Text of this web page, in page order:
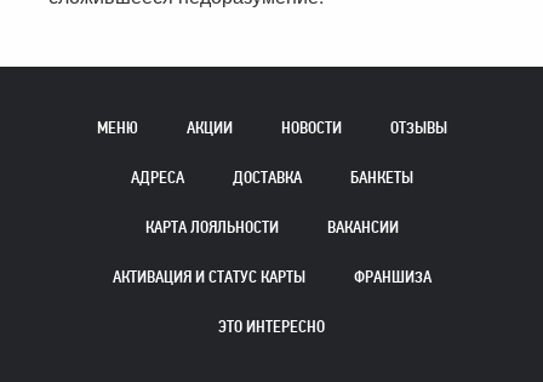
МЕНЮ АКЦИИ НОВОСТИ ОТЗЫВЫ
АДРЕСА ДОСТАВКА БАНКЕТЫ
КАРТА ЛОЯЛЬНОСТИ ВАКАНСИИ
АКТИВАЦИЯ И СТАТУС КАРТЫ ФРАНШИЗА
ЭТО ИНТЕРЕСНО